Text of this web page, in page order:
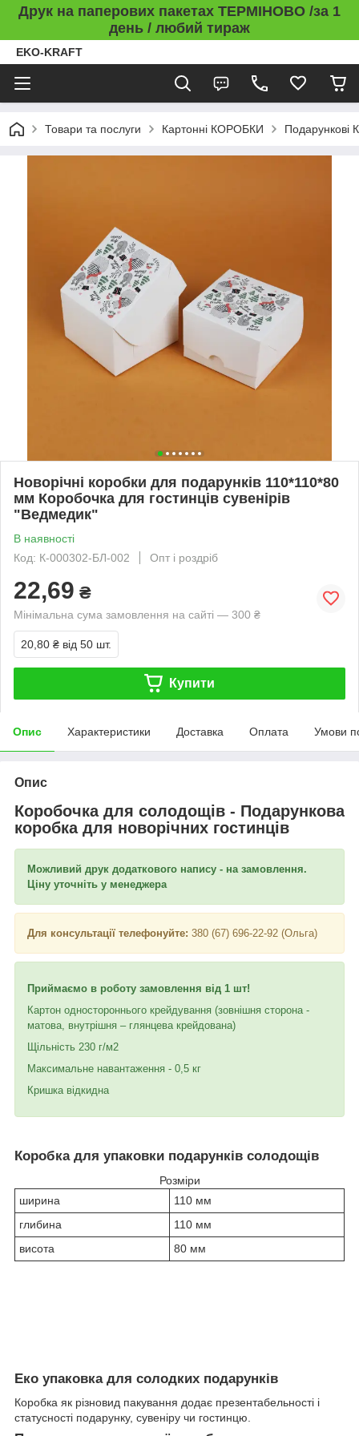
Друк на паперових пакетах ТЕРМІНОВО /за 1
день / любий тираж
EKO-KRAFT
Товари та послуги Картонні КОРОБКИ Подарункові
Новорічні коробки для подарунків 110*110*80
мм Коробочка для гостинців сувенірів
"Ведмедик"
В наявності
Код: К-000302-БЛ-002
Опт і роздріб
22,69 ₴
Мінімальна сума замовлення на сайті — 300 ₴
20,80 ₴ від 50 шт.
Купити
Опис Характеристики Доставка Оплата Умови
Опис
Коробочка для солодощів - Подарункова
коробка для новорічних гостинців
Можливий друк додаткового напису - на замовлення.
Ціну уточніть у менеджера
Для консультації телефонуйте: 380 (67) 696-22-92 (Ольга)
Приймаємо в роботу замовлення від 1 шт!
Картон одностороннього крейдування (зовнішня сторона -
матова, внутрішня – глянцева крейдована)
Щільність 230 г/м2
Максимальне навантаження - 0,5 кг
Кришка відкидна
Коробка для упаковки подарунків солодощів
Розміри
ширина
110 мм
глибина
110 мм
висота
80 мм
Еко упаковка для солодких подарунків
Коробка як різновид пакування додає презентабельності і
статусності подарунку, сувеніру чи гостинцю.